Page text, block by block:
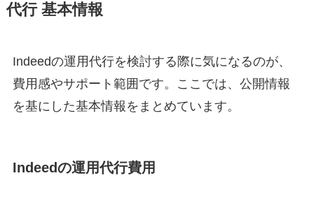
代行 基本情報
Indeedの運用代行を検討する際に気になるのが、
費用感やサポート範囲です。ここでは、公開情報
を基にした基本情報をまとめています。
Indeedの運用代行費用